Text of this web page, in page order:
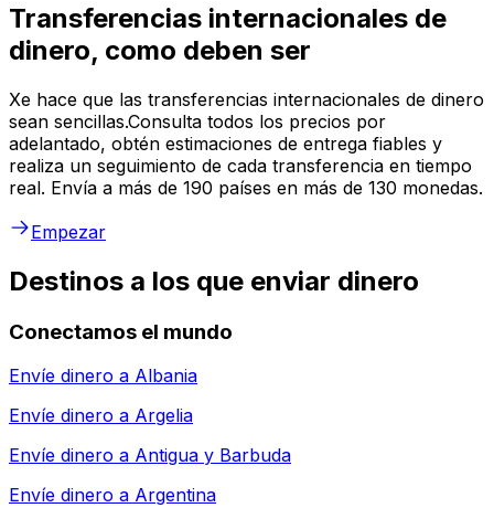
Transferencias internacionales de
dinero, como deben ser
Xe hace que las transferencias internacionales de dinero
sean sencillas.Consulta todos los precios por
adelantado, obtén estimaciones de entrega fiables y
realiza un seguimiento de cada transferencia en tiempo
real. Envía a más de 190 países en más de 130 monedas.
Empezar
Destinos a los que enviar dinero
Conectamos el mundo
Envíe dinero a Albania
Envíe dinero a Argelia
Envíe dinero a Antigua y Barbuda
Envíe dinero a Argentina